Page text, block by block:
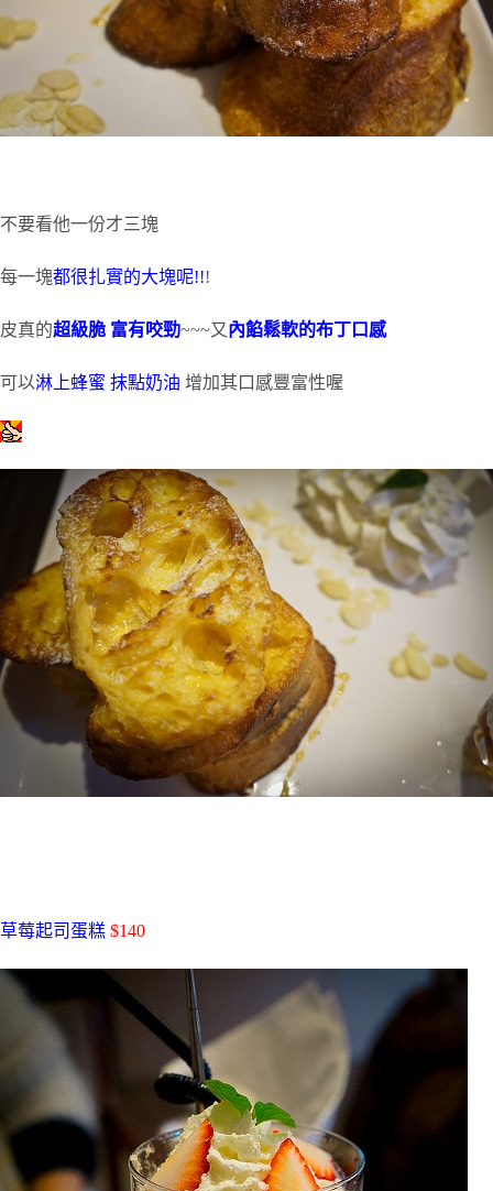
不要看他一份才三塊
每一塊都很扎實的大塊呢!!!
皮真的超級脆 富有咬勁~~~又內餡鬆軟的布丁口感
可以淋上蜂蜜 抹點奶油 增加其口感豐富性喔
草莓起司蛋糕 $140